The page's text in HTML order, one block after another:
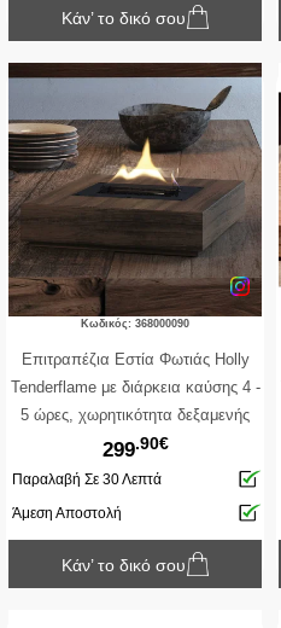
Κάν’ το δικό σου
Κωδικός: 368000090
Επιτραπέζια Εστία Φωτιάς Holly
Tenderflame με διάρκεια καύσης 4 -
5 ώρες, χωρητικότητα δεξαμενής
500ml και διαστάσεις 30x30x11cm -
Black
299.90€
Παραλαβή Σε 30 Λεπτά
Άμεση Αποστολή
Κάν’ το δικό σου